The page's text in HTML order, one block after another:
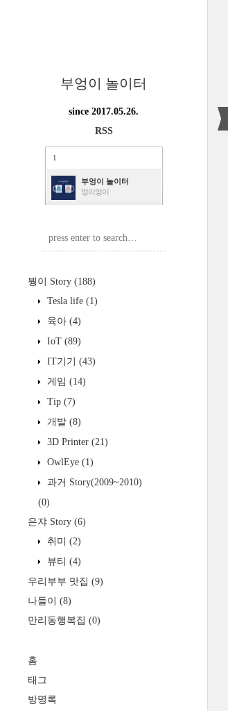
부엉이 놀이터
since 2017.05.26.
RSS
1
부엉이 놀이터
엉이엉이
붱이 Story (188)
Tesla life (1)
육아 (4)
IoT (89)
IT기기 (43)
게임 (14)
Tip (7)
개발 (8)
3D Printer (21)
OwlEye (1)
과거 Story(2009~2010)
(0)
은쟈 Story (6)
취미 (2)
뷰티 (4)
우리부부 맛집 (9)
나들이 (8)
만리동행복집 (0)
홈
태그
방명록